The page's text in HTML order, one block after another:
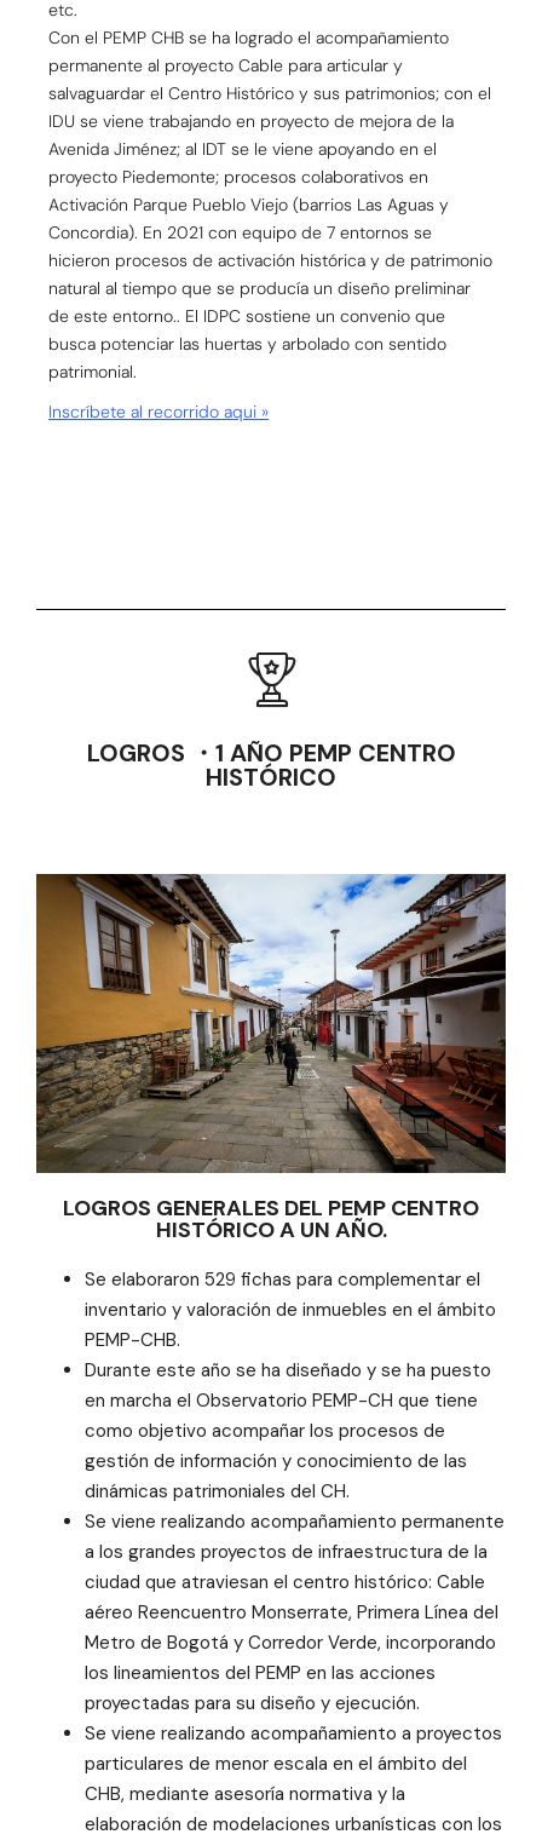
etc.
Con el PEMP CHB se ha logrado el acompañamiento
permanente al proyecto Cable para articular y
salvaguardar el Centro Histórico y sus patrimonios; con el
IDU se viene trabajando en proyecto de mejora de la
Avenida Jiménez; al IDT se le viene apoyando en el
proyecto Piedemonte; procesos colaborativos en
Activación Parque Pueblo Viejo (barrios Las Aguas y
Concordia). En 2021 con equipo de 7 entornos se
hicieron procesos de activación histórica y de patrimonio
natural al tiempo que se producía un diseño preliminar
de este entorno.. El IDPC sostiene un convenio que
busca potenciar las huertas y arbolado con sentido
patrimonial.
Inscríbete al recorrido aqui »
LOGROS ・1 AÑO PEMP CENTRO
HISTÓRICO
LOGROS GENERALES DEL PEMP CENTRO
HISTÓRICO A UN AÑO.
Se elaboraron 529 fichas para complementar el
inventario y valoración de inmuebles en el ámbito
PEMP-CHB.
Durante este año se ha diseñado y se ha puesto
en marcha el Observatorio PEMP-CH que tiene
como objetivo acompañar los procesos de
gestión de información y conocimiento de las
dinámicas patrimoniales del CH.
Se viene realizando acompañamiento permanente
a los grandes proyectos de infraestructura de la
ciudad que atraviesan el centro histórico: Cable
aéreo Reencuentro Monserrate, Primera Línea del
Metro de Bogotá y Corredor Verde, incorporando
los lineamientos del PEMP en las acciones
proyectadas para su diseño y ejecución.
Se viene realizando acompañamiento a proyectos
particulares de menor escala en el ámbito del
CHB, mediante asesoría normativa y la
elaboración de modelaciones urbanísticas con los